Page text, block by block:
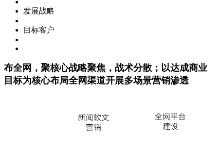
发展战略
目标客户
布全网，聚核心战略聚焦，战术分散；以达成商业
目标为核心布局全网渠道开展多场景营销渗透